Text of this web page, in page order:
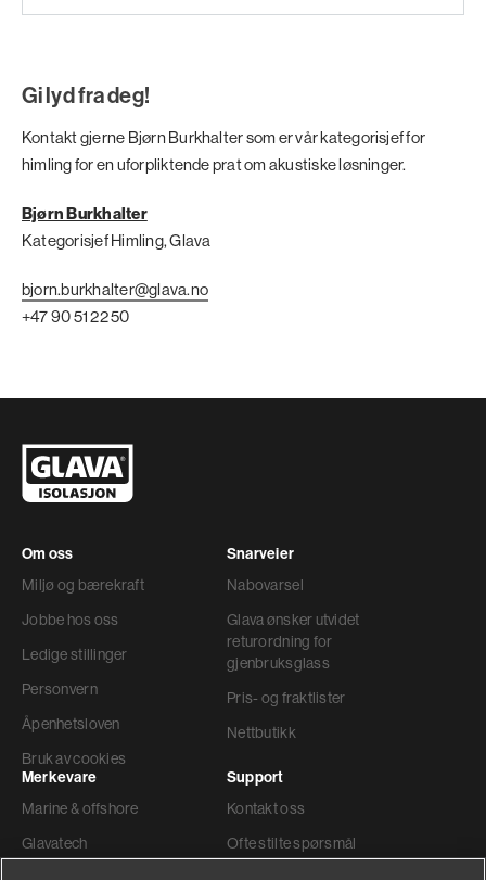
Gi lyd fra deg!
Kontakt gjerne Bjørn Burkhalter som er vår kategorisjef for
himling for en uforpliktende prat om akustiske løsninger.
Bjørn Burkhalter
Kategorisjef Himling, Glava
bjorn.burkhalter@glava.no
+47 90 51 22 50
Om oss
Miljø og bærekraft
Jobbe hos oss
Ledige stillinger
Personvern
Åpenhetsloven
Bruk av cookies
Snarveier
Nabovarsel
Glava ønsker utvidet
returordning for
gjenbruksglass
Pris- og fraktlister
Nettbutikk
Merkevare
Marine & offshore
Glavatech
Support
Kontakt oss
Ofte stilte spørsmål